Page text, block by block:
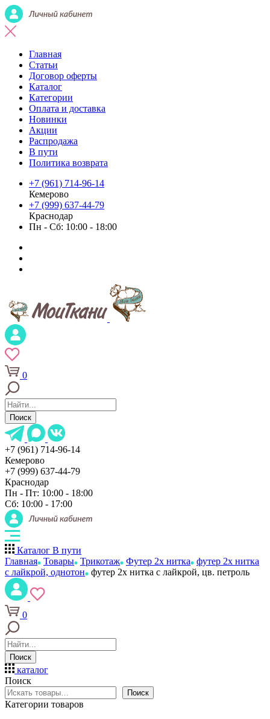
Главная
Статьи
Договор оферты
Каталог
Категории
Оплата и доставка
Новинки
Акции
Распродажа
В пути
Политика возврата
+7 (961) 714-96-14
Кемерово
+7 (999) 637-44-79
Краснодар
Пн - Сб: 10:00 - 18:00
0
Поиск
+7 (961) 714-96-14
Кемерово
+7 (999) 637-44-79
Краснодар
Пн - Пт: 10:00 - 18:00
Сб: 10:00 - 17:00
Каталог В пути
Главная Товары Трикотаж Футер 2х нитка
футер 2х нитка
с лайкрой, однотон
футер 2х нитка с лайкрой, цв. петроль
0
Поиск
каталог
Поиск
Поиск
Категории товаров